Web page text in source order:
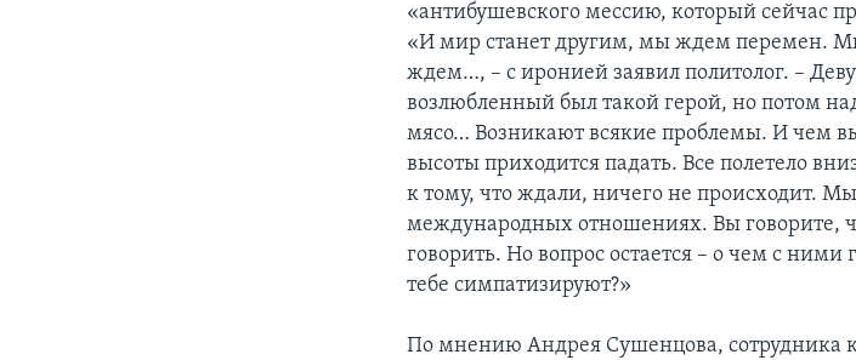
«антибушевского мессию, который сейчас
«И мир станет другим, мы ждем перемен.
ждем…, – с иронией заявил политолог. –
возлюбленный был такой герой, но потом
мясо… Возникают всякие проблемы. И чем
высоты приходится падать. Все полетело
к тому, что ждали, ничего не происходит.
международных отношениях. Вы говорите,
говорить. Но вопрос остается – о чем с ними
тебе симпатизируют?»
По мнению Андрея Сушенцова, сотрудника